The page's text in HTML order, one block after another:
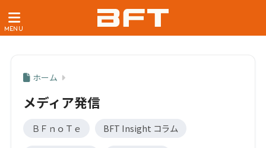
ホーム
メディア発信
ＢＦｎｏＴｅ BFT Insight コラム